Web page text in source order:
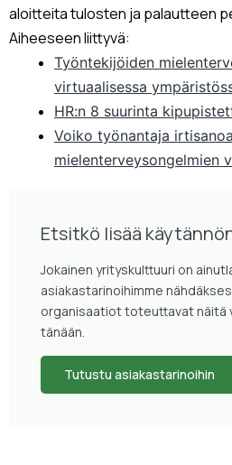
aloitteita tulosten ja palautteen
Aiheeseen liittyvä:
Työntekijöiden
virtuaalisessa
HR:n 8 suurinta
Voiko työnantaja
mielenterveysongelmien
Etsitkö lisää
Jokainen yrityskulttuuri on
asiakastarinoihimme
organisaatiot toteuttavat näitä
tänään.
Tutustu asiakastarinoihin